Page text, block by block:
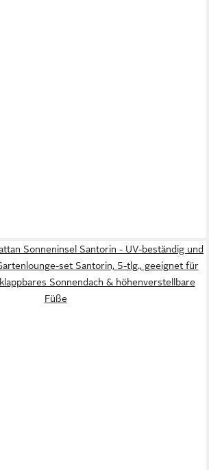
Sonneninsel Santorin - UV-beständig und
set Santorin, 5-tlg., geeignet für
Sonnendach & höhenverstellbare
Füße